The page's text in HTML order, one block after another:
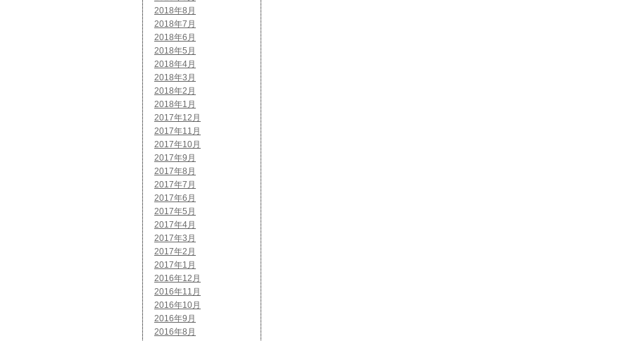
2018年8月
2018年7月
2018年6月
2018年5月
2018年4月
2018年3月
2018年2月
2018年1月
2017年12月
2017年11月
2017年10月
2017年9月
2017年8月
2017年7月
2017年6月
2017年5月
2017年4月
2017年3月
2017年2月
2017年1月
2016年12月
2016年11月
2016年10月
2016年9月
2016年8月